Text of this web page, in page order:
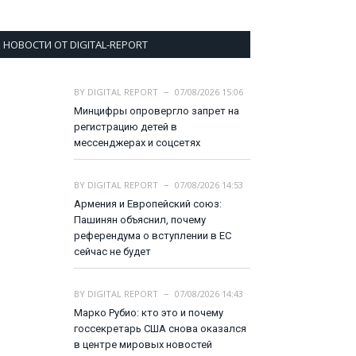
НОВОСТИ ОТ DIGITAL-REPORT
BY DIGITAL REPORT
07/08/2026 15:06
Минцифры опровергло запрет на
регистрацию детей в
мессенджерах и соцсетях
BY DIGITAL REPORT
07/08/2026 14:53
Армения и Европейский союз:
Пашинян объяснил, почему
референдума о вступлении в ЕС
сейчас не будет
BY DIGITAL REPORT
07/08/2026 14:43
Марко Рубио: кто это и почему
госсекретарь США снова оказался
в центре мировых новостей